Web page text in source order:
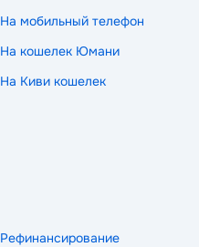
На мобильный телефон
На кошелек Юмани
На Киви кошелек
Рефинансирование